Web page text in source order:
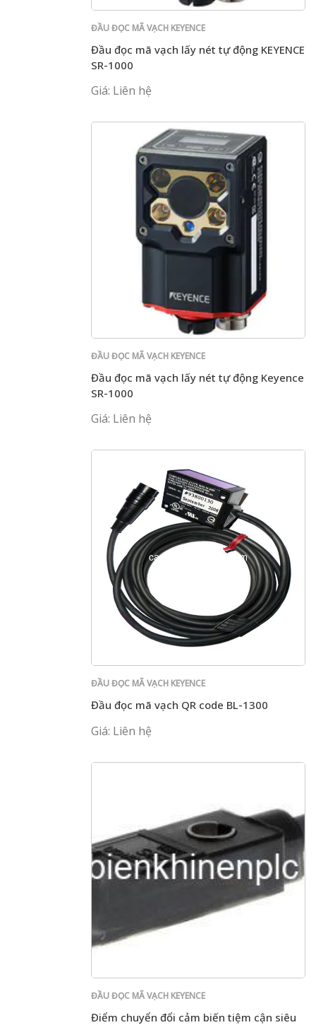
ĐẦU ĐỌC MÃ VẠCH KEYENCE
Đầu đọc mã vạch lấy nét tự động KEYENCE
SR-1000
Giá: Liên hệ
ĐẦU ĐỌC MÃ VẠCH KEYENCE
Đầu đọc mã vạch lấy nét tự động Keyence
SR-1000
Giá: Liên hệ
ĐẦU ĐỌC MÃ VẠCH KEYENCE
Đầu đọc mã vạch QR code BL-1300
Giá: Liên hệ
ĐẦU ĐỌC MÃ VẠCH KEYENCE
Điểm chuyển đổi cảm biến tiệm cận siêu